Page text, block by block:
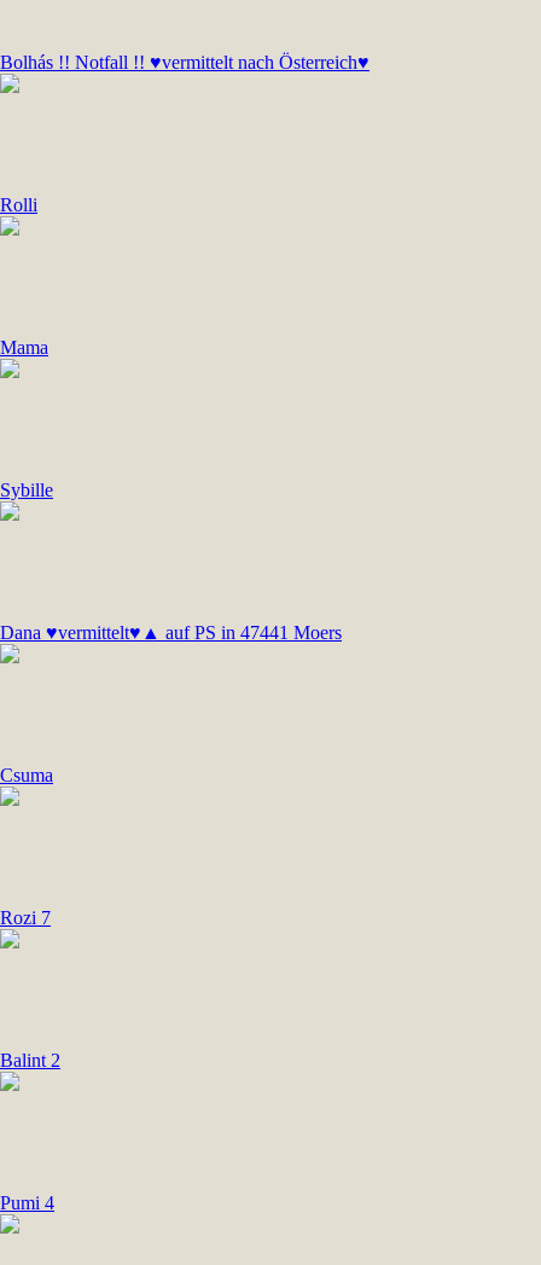
Bolhás !! Notfall !! ♥vermittelt nach Österreich♥
Rolli
Mama
Sybille
Dana ♥vermittelt♥▲ auf PS in 47441 Moers
Csuma
Rozi 7
Balint 2
Pumi 4